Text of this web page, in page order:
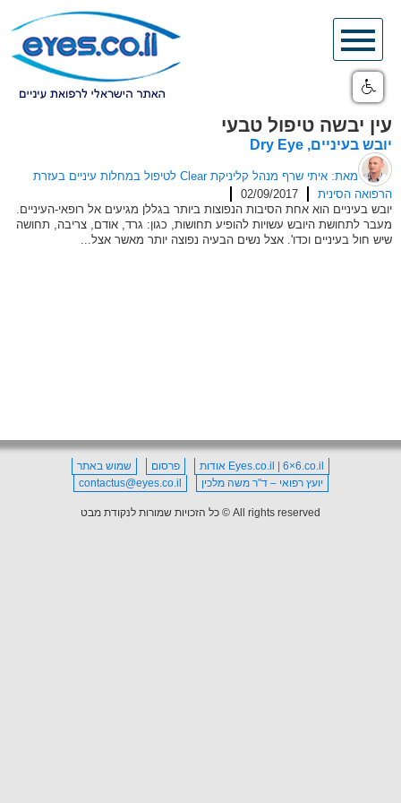
Skip
content
עין יבשה טיפול טבעי
יובש בעיניים, Dry Eye
מאת: איתי שרף מנהל קליניקת Clear לטיפול במחלות עיניים בעזרת
הרפואה הסינית
02/09/2017
יובש בעיניים הוא אחת הסיבות הנפוצות ביותר בגללן מגיעים אל רופאי-העיניים.
מעבר לתחושת היובש עשויות להופיע תחושות, כגון: גרד, אודם, צריבה, תחושה
שיש חול בעיניים וכדו'. אצל נשים הבעיה נפוצה יותר מאשר אצל...
Eyes.co.il | 6×6.co.il אודות פרסום
שמוש באתר
יועץ רפואי – ד"ר משה מלכין
contactus@eyes.co.il
All rights reserved © כל הזכויות שמורות לנקודת מבט